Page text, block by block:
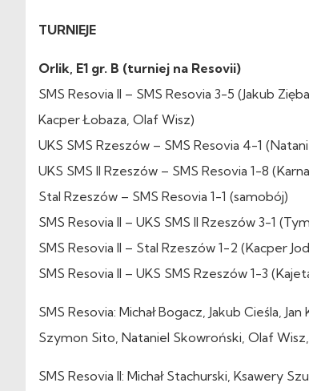
TURNIEJE
Orlik, E1 gr. B (turniej na Resovii)
SMS Resovia II – SMS Resovia 3-5 (Jakub
Kacper Łobaza, Olaf Wisz)
UKS SMS Rzeszów – SMS Resovia 4-1
UKS SMS II Rzeszów – SMS Resovia 1-8
Stal Rzeszów – SMS Resovia 1-1 (samobój)
SMS Resovia II – UKS SMS II Rzeszów 3-1
SMS Resovia II – Stal Rzeszów 1-2 (Kacper
SMS Resovia II – UKS SMS Rzeszów 1-3
SMS Resovia: Michał Bogacz, Jakub Cieśla,
Szymon Sito, Nataniel Skowroński, Olaf
SMS Resovia II: Michał Stachurski, Ksawery